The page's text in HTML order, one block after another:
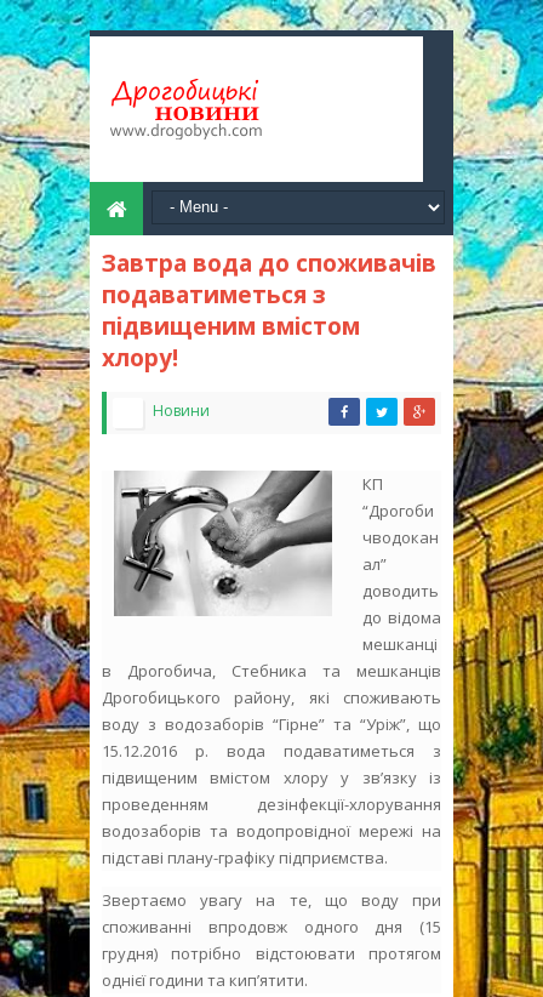
Завтра вода до споживачів
подаватиметься з
підвищеним вмістом
хлору!
Новини
КП
“Дрогоби
чводокан
ал”
доводить
до відома
мешканці
в Дрогобича, Стебника та мешканців
Дрогобицького району, які споживають
воду з водозаборів “Гірне” та “Уріж”, що
15.12.2016 р. вода подаватиметься з
підвищеним вмістом хлору у зв’язку із
проведенням дезінфекції-хлорування
водозаборів та водопровідної мережі на
підставі плану-графіку підприємства.
Звертаємо увагу на те, що воду при
споживанні впродовж одного дня (15
грудня) потрібно відстоювати протягом
однієї години та кип’ятити.